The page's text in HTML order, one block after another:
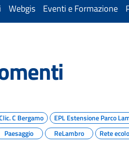
Webgis Eventi e Formazione
C Bergamo EPL Estensione Parco
Paesaggio ReLambro Rete